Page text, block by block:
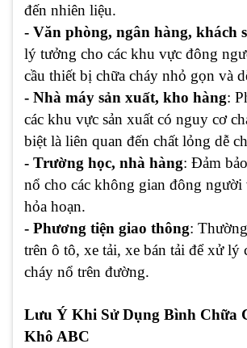
đến nhiên liệu.
- Văn phòng, ngân hàng, khách
lý tưởng cho các khu vực đông
cầu thiết bị chữa cháy nhỏ gọn và
- Nhà máy sản xuất, kho hàng:
các khu vực sản xuất có nguy cơ
biệt là liên quan đến chất lỏng dễ
- Trường học, nhà hàng: Đảm
nổ cho các không gian đông người
hỏa hoạn.
- Phương tiện giao thông:
trên ô tô, xe tải, xe bán tải để xử lý
cháy nổ trên đường.
Lưu Ý Khi Sử Dụng Bình Chữa
Khô ABC